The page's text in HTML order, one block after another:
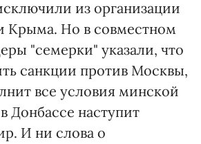
из организации
Крыма. Но в совместном
"семерки" указали, что
санкции против Москвы,
все условия минской
Донбассе наступит
И ни слова о